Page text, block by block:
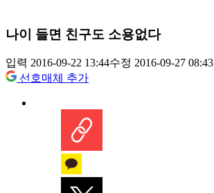
나이 들면 친구도 소용없다
입력 2016-09-22 13:44수정 2016-09-27 08:43
선호매체 추가